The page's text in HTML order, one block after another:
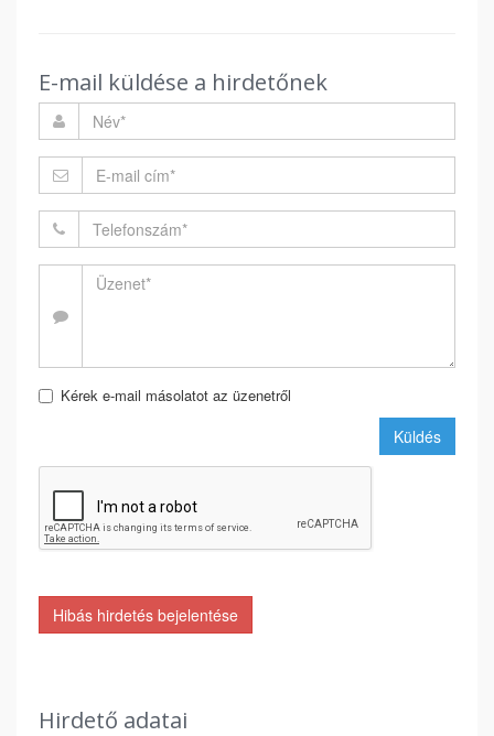
E-mail küldése a hirdetőnek
Kérek e-mail másolatot az üzenetről
Küldés
Hibás hirdetés bejelentése
Hirdető adatai